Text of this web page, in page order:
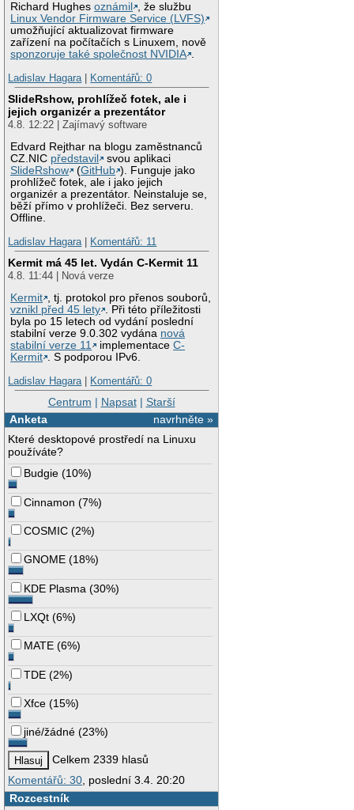
Richard Hughesoznámil
, že službu
Linux Vendor Firmware Service (LVFS)
umožňující aktualizovat firmware
zařízení na počítačích s Linuxem, nově
sponzoruje také společnost NVIDIA .
Ladislav Hagara| Komentářů: 0
SlideRshow, prohlížeč fotek, ale i
jejich organizér a prezentátor
4.8. 12:22 | Zajímavý software
Edvard Rejthar na blogu zaměstnanců
CZ.NIC představil
svou aplikaci
SlideRshow
(GitHub ). Funguje jako
prohlížeč fotek, ale i jako jejich
organizér a prezentátor. Neinstaluje se,
běží přímo v prohlížeči. Bez serveru.
Offline.
Ladislav Hagara| Komentářů: 11
Kermit má 45 let. Vydán C-Kermit 11
4.8. 11:44 | Nová verze
Kermit , tj. protokol pro přenos souborů,
vznikl před 45 lety . Při této příležitosti
byla po 15 letech od vydání poslední
stabilní verze 9.0.302 vydána nová
stabilní verze 11
implementaceC-
Kermit . S podporou IPv6.
Ladislav Hagara| Komentářů: 0
Centrum | Napsat| Starší
navrhněte »
Anketa
Které desktopové prostředí na Linuxu
používáte?
Budgie (10%)
Cinnamon (7%)
COSMIC (2%)
GNOME (18%)
KDE Plasma (30%)
LXQt (6%)
MATE (6%)
TDE (2%)
Xfce (15%)
jiné/žádné (23%)
Celkem 2339 hlasů
Komentářů: 30 , poslední 3.4. 20:20
Rozcestník